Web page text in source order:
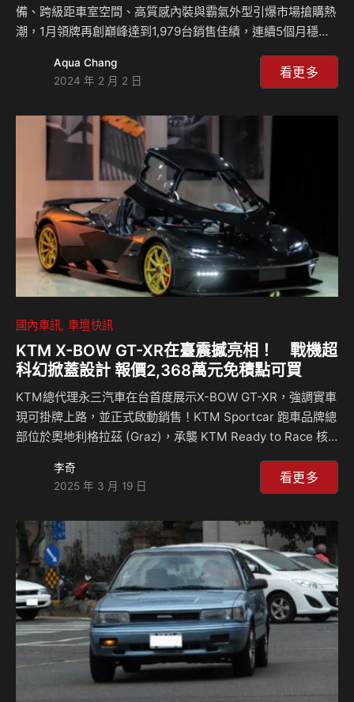
備、跨級距車室空間、高質感內裝與霸氣外型引爆市場搶購熱
潮，1月領牌再創巔峰達到1,979台銷售佳績，連續5個月穩坐
勢產品力與無可撼動的銷售霸主地位。 為感謝消費者長久
以來的支持，Honda Taiwan即日起至2月29日止，限時推出
開運錢母」，再週週抽「周大福平安健康招財貓黃金金章」開
運好禮，讓您新春好運不斷。歡迎消費者即刻至全國Honda
Cars試駕體驗或至官網了解Honda車款的獨…
Aqua Chang
2024 年 2 月 2 日
看更多
國內車訊 車壇快訊
KTM X-BOW GT-XR在臺震撼亮相！ 戰機超
科幻掀蓋設計 報價2,368萬元免積點可買
KTM總代理永三汽車在台首度展示X-BOW GT-XR，強調實車
現可掛牌上路，並正式啟動銷售！KTM Sportcar 跑車品牌總
部位於奧地利格拉茲 (Graz)，承襲 KTM Ready to Race 核
界頂尖技術夥伴開發限量生產的 X-BOW 車型。 該廠自 2008
年以來推出 X-BOW R、RR、GT、GT4、GTX 以及 GT2 等
本 X-BOW GT-XR則延續來自 LMP、GT 賽事組別競技風
格，大量轉植 X-BOW GT2 車輛設定，同時經工程團隊專屬
調校、並完成數千…
李奇
2025 年 3 月 19 日
看更多